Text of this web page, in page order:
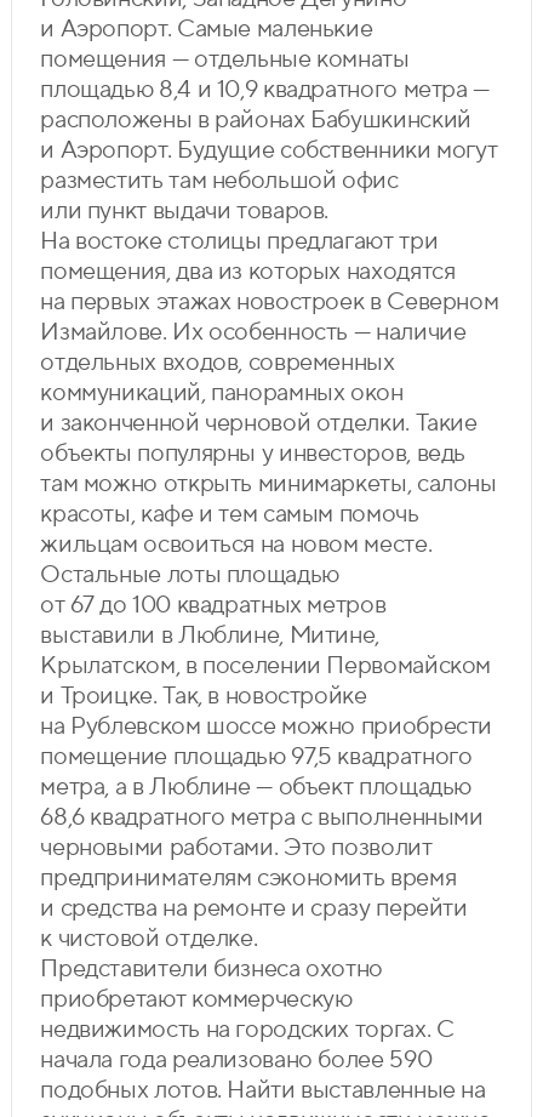
и Аэропорт. Самые маленькие
помещения — отдельные комнаты
площадью 8,4 и 10,9 квадратного метра —
расположены в районах Бабушкинский
и Аэропорт. Будущие собственники могут
разместить там небольшой офис
или пункт выдачи товаров.
На востоке столицы предлагают три
помещения, два из которых находятся
на первых этажах новостроек в Северном
Измайлове. Их особенность — наличие
отдельных входов, современных
коммуникаций, панорамных окон
и законченной черновой отделки. Такие
объекты популярны у инвесторов, ведь
там можно открыть минимаркеты, салоны
красоты, кафе и тем самым помочь
жильцам освоиться на новом месте.
Остальные лоты площадью
от 67 до 100 квадратных метров
выставили в Люблине, Митине,
Крылатском, в поселении Первомайском
и Троицке. Так, в новостройке
на Рублевском шоссе можно приобрести
помещение площадью 97,5 квадратного
метра, а в Люблине — объект площадью
68,6 квадратного метра с выполненными
черновыми работами. Это позволит
предпринимателям сэкономить время
и средства на ремонте и сразу перейти
к чистовой отделке.
Представители бизнеса охотно
приобретают коммерческую
недвижимость на городских торгах. С
начала года реализовано более 590
подобных лотов. Найти выставленные на